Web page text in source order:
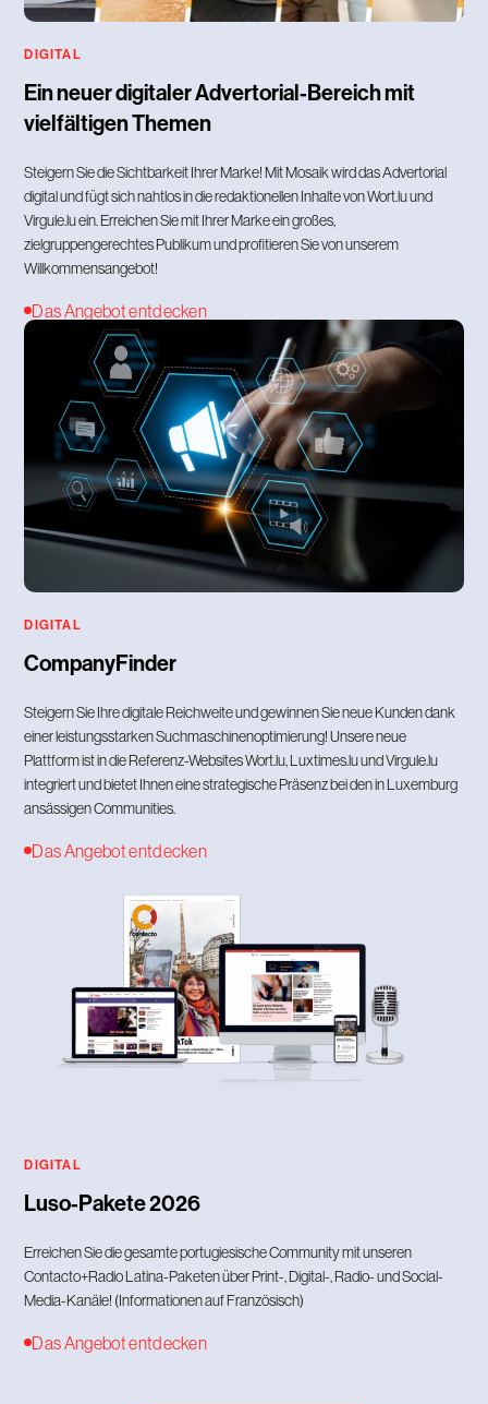
DIGITAL
Ein neuer digitaler Advertorial-Bereich mit
vielfältigen Themen
Steigern Sie die Sichtbarkeit Ihrer Marke! Mit Mosaik wird das Advertorial
digital und fügt sich nahtlos in die redaktionellen Inhalte von Wort.lu und
Virgule.lu ein. Erreichen Sie mit Ihrer Marke ein großes,
zielgruppengerechtes Publikum und profitieren Sie von unserem
Willkommensangebot!
Das Angebot entdecken
DIGITAL
CompanyFinder
Steigern Sie Ihre digitale Reichweite und gewinnen Sie neue Kunden dank
einer leistungsstarken Suchmaschinenoptimierung! Unsere neue
Plattform ist in die Referenz-Websites Wort.lu, Luxtimes.lu und Virgule.lu
integriert und bietet Ihnen eine strategische Präsenz bei den in Luxemburg
ansässigen Communities.
Das Angebot entdecken
DIGITAL
Luso-Pakete 2026
Erreichen Sie die gesamte portugiesische Community mit unseren
Contacto+Radio Latina-Paketen über Print-, Digital-, Radio- und Social-
Media-Kanäle! (Informationen auf Französisch)
Das Angebot entdecken